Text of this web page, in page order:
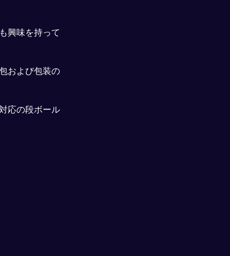
興味を持って
および包装の
応の段ボール